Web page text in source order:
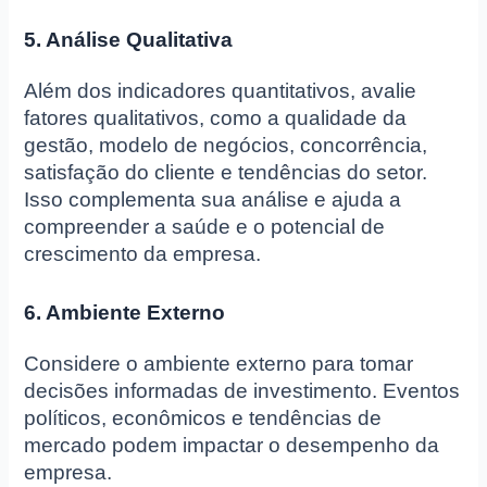
5. Análise Qualitativa
Além dos indicadores quantitativos, avalie
fatores qualitativos, como a qualidade da
gestão, modelo de negócios, concorrência,
satisfação do cliente e tendências do setor.
Isso complementa sua análise e ajuda a
compreender a saúde e o potencial de
crescimento da empresa.
6. Ambiente Externo
Considere o ambiente externo para tomar
decisões informadas de investimento. Eventos
políticos, econômicos e tendências de
mercado podem impactar o desempenho da
empresa.